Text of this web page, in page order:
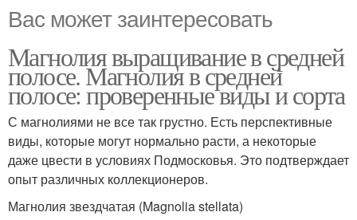
Вас может заинтересовать
Магнолия выращивание в средней
полосе. Магнолия в средней
полосе: проверенные виды и сорта
С магнолиями не все так грустно. Есть перспективные
виды, которые могут нормально расти, а некоторые
даже цвести в условиях Подмосковья. Это подтверждает
опыт различных коллекционеров.
Магнолия звездчатая (Magnolia stellata)